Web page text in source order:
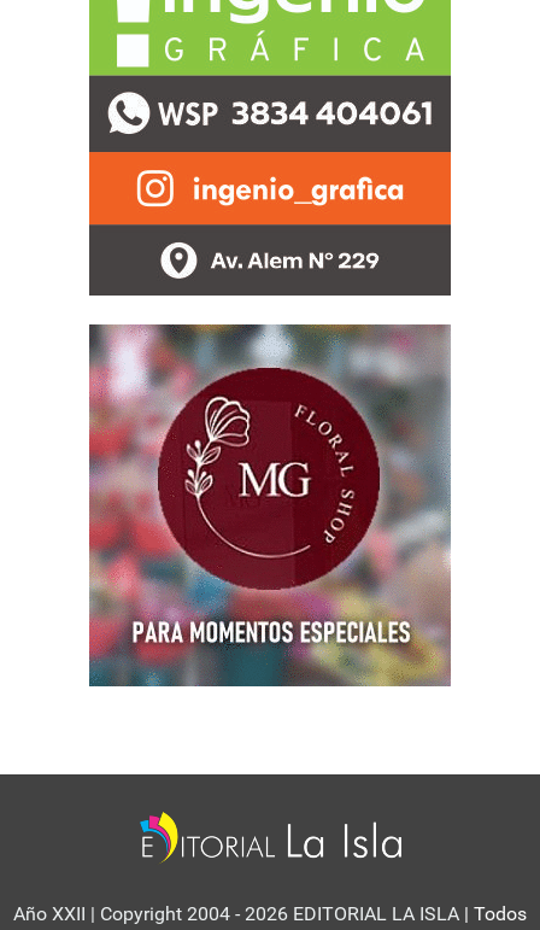
Año XXII | Copyright 2004 - 2026 EDITORIAL LA ISLA | Todos